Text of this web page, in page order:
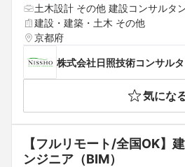
土木設計 その他 建設コンサルタ
建設・建築・土木 その他
京都府
株式会社日照技術コンサル
気にな
【フルリモート/全国OK】
ンジニア（BIM）